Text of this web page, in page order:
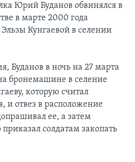
Юрий Буданов обвинялся в
в марте 2000 года
Кунгаевой в селении
Буданов в ночь на 27 марта
бронемашине в селение
которую считал
и отвез в расположение
ее, а затем
солдатам закопать